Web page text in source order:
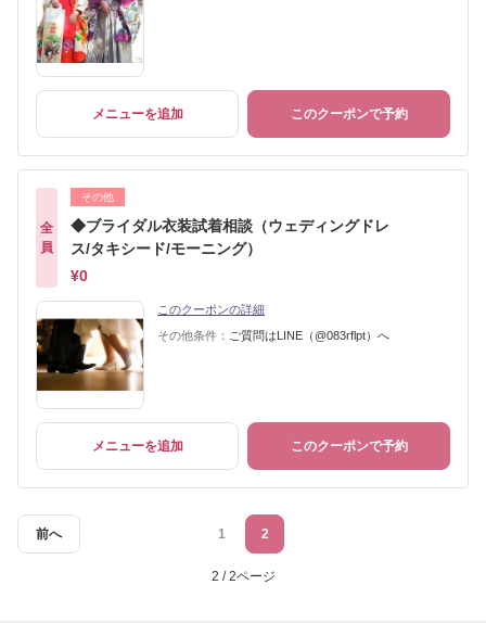
メニューを追加 このクーポンで予約
全
員
その他
◆ブライダル衣装試着相談（ウェディングドレ
ス/タキシード/モーニング）
¥0
このクーポンの詳細
その他条件： ご質問はLINE（@083rflpt）へ
メニューを追加 このクーポンで予約
前へ 1 2
2 / 2ページ